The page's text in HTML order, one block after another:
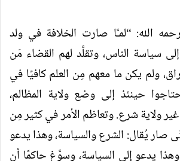
الله: “لمـَّا صارت الخلافة في ولد
سياسة الناس، وتقلَّد لهم القضاء مَن
ولم يكن ما معهم مِن العلم كافيًا في
حينئذ إلى وضع ولاية المظالم،
ولاية شرع. وتعاظم الأمر في كثير مِن
صار يُقال: الشرع والسياسة، وهذا يدعو
يدعو إلى السياسة، وسوَّغ حاكمًا أن